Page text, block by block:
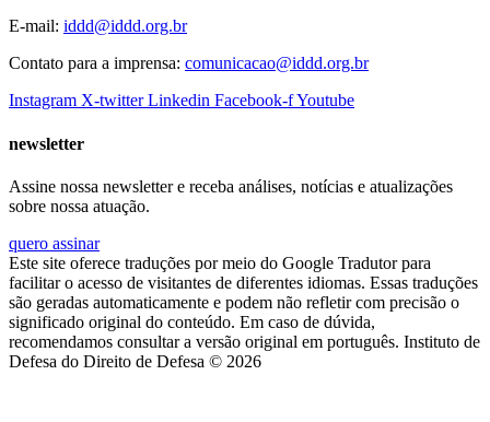
E-mail: iddd@iddd.org.br
Contato para a imprensa: comunicacao@iddd.org.br
Instagram X-twitter Linkedin Facebook-fYoutube
newsletter
Assine nossa newsletter e receba análises, notícias e atualizações
sobre nossa atuação.
quero assinar
Este site oferece traduções por meio do Google Tradutor para
facilitar o acesso de visitantes de diferentes idiomas. Essas traduções
são geradas automaticamente e podem não refletir com precisão o
significado original do conteúdo. Em caso de dúvida,
recomendamos consultar a versão original em português. Instituto de
Defesa do Direito de Defesa © 2026